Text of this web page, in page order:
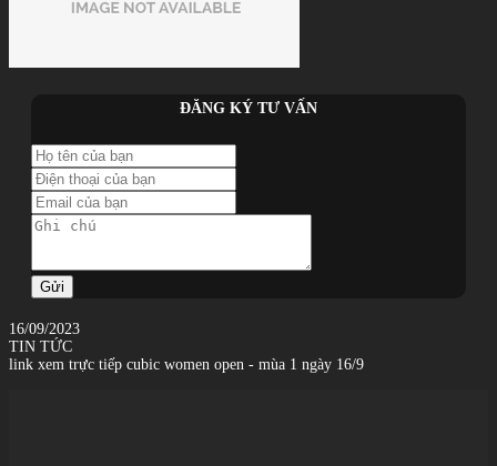
ĐĂNG KÝ TƯ VẤN
Gửi
16/09/2023
TIN TỨC
link xem trực tiếp cubic women open - mùa 1 ngày 16/9